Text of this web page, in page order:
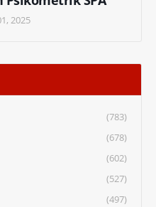
2025
(783)
(678)
(602)
(527)
(497)